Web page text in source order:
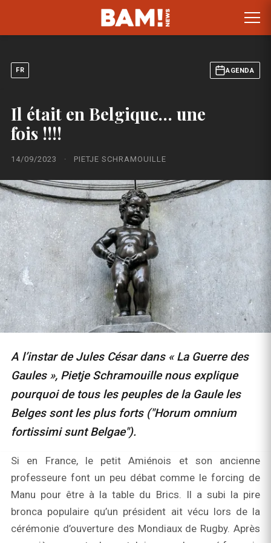
FR AGENDA
Il était en Belgique… une
fois !!!!
14/09/2023 · PIETJE SCHRAMOUILLE
A l’instar de Jules César dans « La Guerre des
Gaules », Pietje Schramouille nous explique
pourquoi de tous les peuples de la Gaule les
Belges sont les plus forts ("Horum omnium
fortissimi sunt Belgae").
Si en France, le petit Amiénois et son ancienne
professeure font un peu débat comme le forcing de
Manu pour être à la table du Brics. Il a subi la pire
bronca populaire qu’un président ait vécu lors de la
cérémonie d’ouverture des Mondiaux de Rugby. Après